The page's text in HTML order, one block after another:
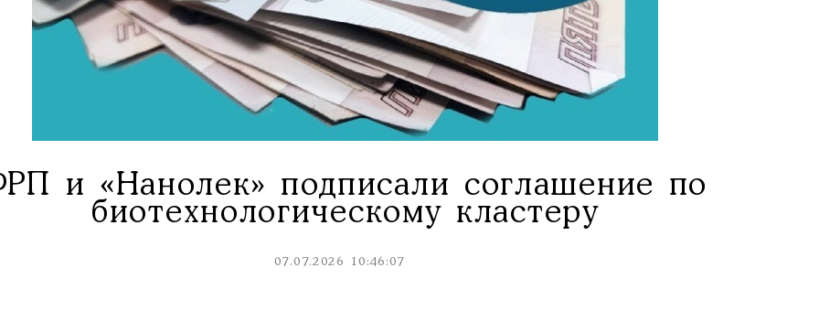
и «Нанолек» подписали соглашение по
биотехнологическому кластеру
07.07.2026 10:46:07